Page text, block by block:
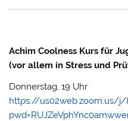
Achim Coolness Kurs für
(vor allem in Stress und
Donnerstag, 19 Uhr
https://us02web.zoom.us/j/